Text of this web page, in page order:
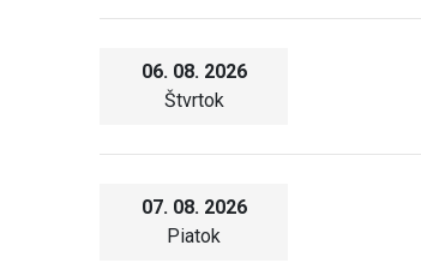
06. 08. 2026
Štvrtok
07. 08. 2026
Piatok